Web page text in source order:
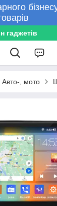
гаджетів
Авто-, мото